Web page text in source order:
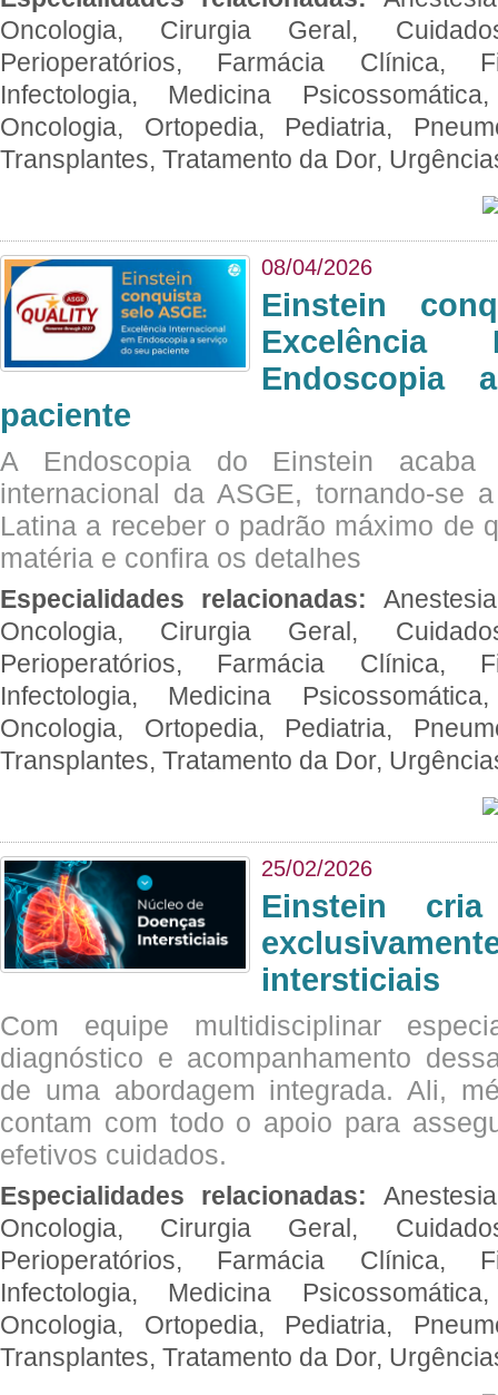
Oncologia, Cirurgia Geral,
Perioperatórios, Farmácia Clínica,
Infectologia, Medicina
Oncologia, Ortopedia, Pediatria,
Transplantes, Tratamento da Dor,
08/04/2026
Einstein
Excelência
Endoscopia
paciente
A Endoscopia do Einstein
internacional da ASGE, tornando-se
Latina a receber o padrão máximo de
matéria e confira os detalhes
Especialidades relacionadas:
Oncologia, Cirurgia Geral,
Perioperatórios, Farmácia Clínica,
Infectologia, Medicina
Oncologia, Ortopedia, Pediatria,
Transplantes, Tratamento da Dor,
25/02/2026
Einstein
intersticiais
Com equipe multidisciplinar
diagnóstico e acompanhamento
de uma abordagem integrada. Ali,
contam com todo o apoio para
efetivos cuidados.
Especialidades relacionadas:
Oncologia, Cirurgia Geral,
Perioperatórios, Farmácia Clínica,
Infectologia, Medicina
Oncologia, Ortopedia, Pediatria,
Transplantes, Tratamento da Dor,